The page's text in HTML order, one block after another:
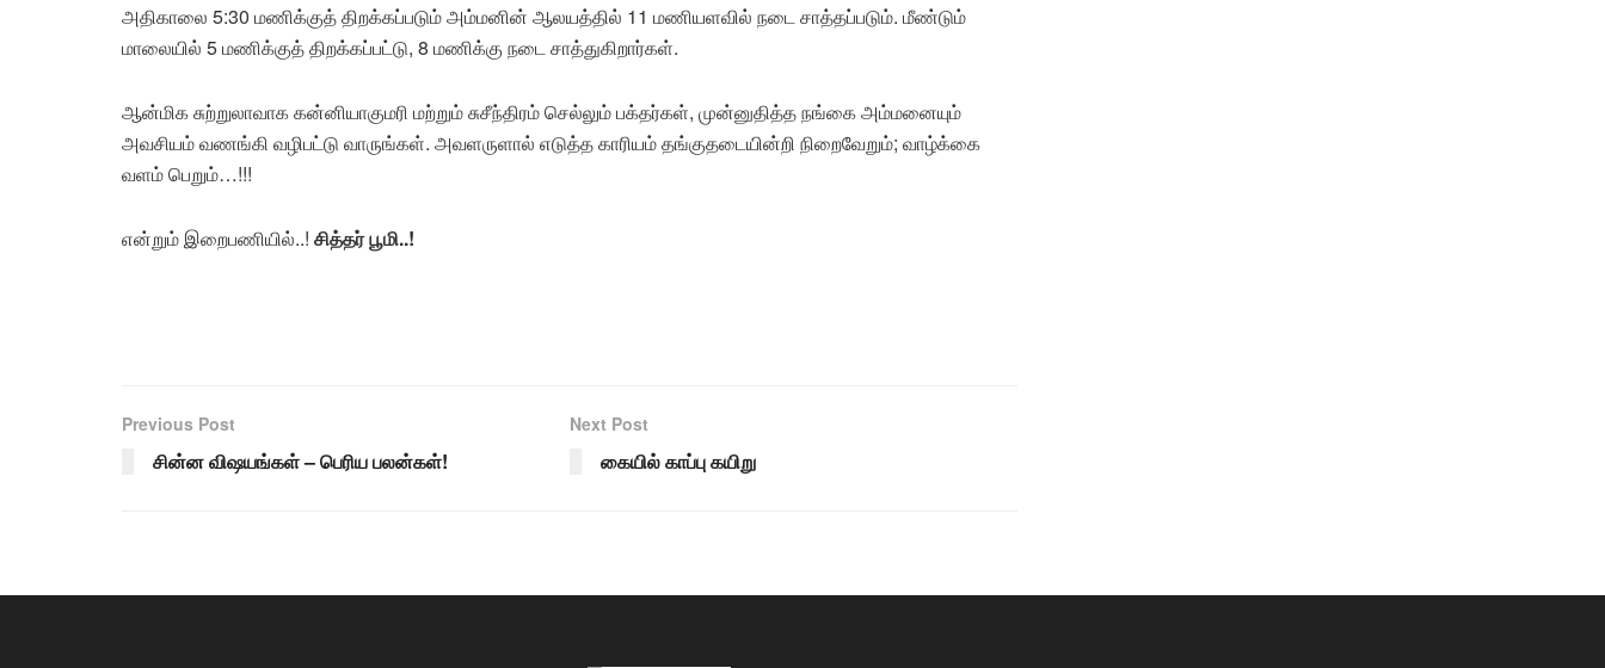
அதிகாலை 5:30 மணிக்குத் திறக்கப்படும் அம்மனின் ஆலயத்தில் 11 மணியளவில் நடை சாத்தப்படும். மீண்டும்
மாலையில் 5 மணிக்குத் திறக்கப்பட்டு, 8 மணிக்கு நடை சாத்துகிறார்கள்.
ஆன்மிக சுற்றுலாவாக கன்னியாகுமரி மற்றும் சுசீந்திரம் செல்லும் பக்தர்கள், முன்னுதித்த நங்கை அம்மனையும்
அவசியம் வணங்கி வழிபட்டு வாருங்கள். அவளருளால் எடுத்த காரியம் தங்குதடையின்றி நிறைவேறும்; வாழ்க்கை
வளம் பெறும்…!!!
என்றும் இறைபணியில்..! சித்தர்பூமி..!
Previous Post
சின்ன விஷயங்கள் – பெரிய பலன்கள்!
Next Post
கையில் காப்பு கயிறு